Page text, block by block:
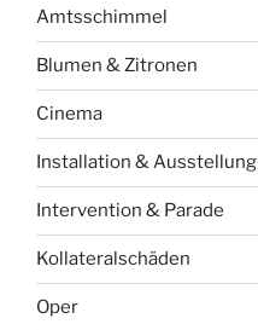
Amtsschimmel
Blumen & Zitronen
Cinema
Installation & Ausstellung
Intervention & Parade
Kollateralschäden
Oper